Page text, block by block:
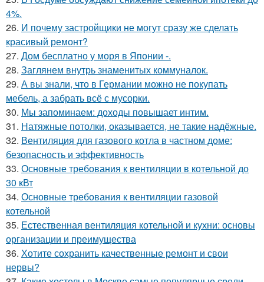
4%.
26. И почему застройщики не могут сразу же сделать
красивый ремонт?
27. Дом бесплатно у моря в Японии -.
28. Заглянем внутрь знаменитых коммуналок.
29. А вы знали, что в Германии можно не покупать
мебель, а забрать всё с мусорки.
30. Мы запоминаем: доходы повышает интим.
31. Натяжные потолки, оказывается, не такие надёжные.
32. Вентиляция для газового котла в частном доме:
безопасность и эффективность
33. Основные требования к вентиляции в котельной до
30 кВт
34. Основные требования к вентиляции газовой
котельной
35. Естественная вентиляция котельной и кухни: основы
организации и преимущества
36. Хотите сохранить качественные ремонт и свои
нервы?